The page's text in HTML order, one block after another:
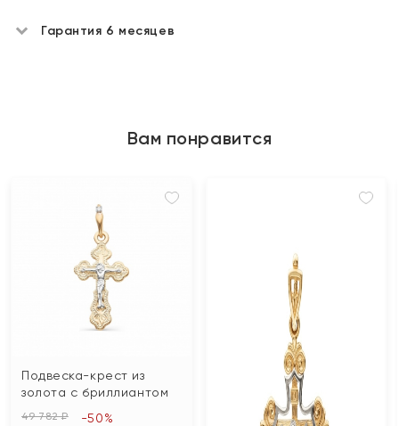
Гарантия 6 месяцев
Вам понравится
Подвеска-крест из
золота с бриллиантом
49 782 ₽ -50%